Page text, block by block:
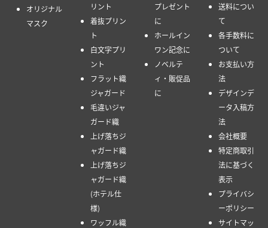
オリジナル
マスク
リント
着抜プリン
ト
白文字プリ
ント
フラット織
ジャガード
毛違いジャ
ガード織
上げ落ちジ
ャガード織
上げ落ちジ
ャガード織
(ホテル仕
様)
ワッフル織
プレゼント
に
ホールイン
ワン記念に
ノベルテ
ィ・販促品
に
送料につい
て
各手数料に
ついて
お支払い方
法
デザインデ
ータ入稿方
法
会社概要
特定商取引
法に基づく
表示
プライバシ
ーポリシー
サイトマッ